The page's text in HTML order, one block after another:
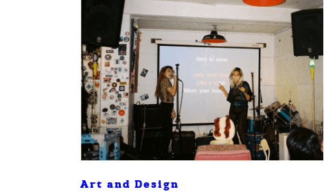
Art and Design